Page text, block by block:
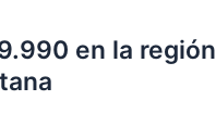
en la región